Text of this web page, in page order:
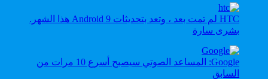
HTC لم تمت بعد ، وتعد بتحديثات Android 9 هذا الشهر.
بشرى سارة
Google: المساعد الصوتي سيصبح أسرع 10 مرات من
السابق